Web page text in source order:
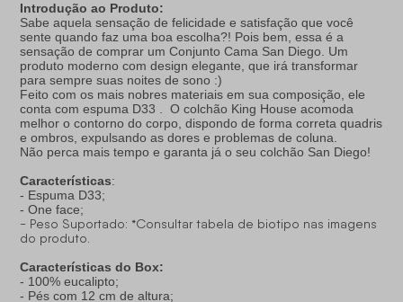
Introdução ao Produto:
Sabe aquela sensação de felicidade e satisfação que você
sente quando faz uma boa escolha?! Pois bem, essa é a
sensação de comprar um Conjunto Cama San Diego. Um
produto moderno com design elegante, que irá transformar
para sempre suas noites de sono :)
Feito com os mais nobres materiais em sua composição, ele
conta com espuma D33 . O colchão King House acomoda
melhor o contorno do corpo, dispondo de forma correta quadris
e ombros, expulsando as dores e problemas de coluna.
Não perca mais tempo e garanta já o seu colchão San Diego!
Características:
- Espuma D33;
- One face;
- Peso Suportado: *Consultar tabela de biotipo nas imagens
do produto.
Características do Box:
- 100% eucalipto;
- Pés com 12 cm de altura;